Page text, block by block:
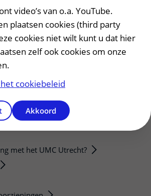
en faciliteiten
met het UMC Utrecht?
video’s van o.a. YouTube.
plaatsen cookies (third party
cookies niet wilt kunt u dat hier
zelf ook cookies om onze
cookiebeleid
Akkoord